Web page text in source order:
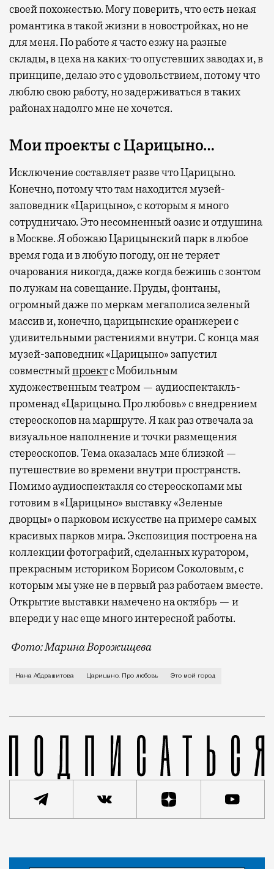
своей похожестью. Могу поверить, что есть некая
романтика в такой жизни в новостройках, но не
для меня. По работе я часто езжу на разные
склады, в цеха на каких-то опустевших заводах и, в
принципе, делаю это с удовольствием, потому что
люблю свою работу, но задерживаться в таких
районах надолго мне не хочется.
Мои проекты с Царицыно…
Исключение составляет разве что Царицыно.
Конечно, потому что там находится музей-
заповедник «Царицыно», с которым я много
сотрудничаю. Это несомненный оазис и отдушина
в Москве. Я обожаю Царицынский парк в любое
время года и в любую погоду, он не теряет
очарования никогда, даже когда бежишь с зонтом
по лужам на совещание. Пруды, фонтаны,
огромный даже по меркам мегаполиса зеленый
массив и, конечно, царицынские оранжереи с
удивительными растениями внутри. С конца мая
музей-заповедник «Царицыно» запустил
совместныйпроектс Мобильным
художественным театром — аудиоспектакль-
променад «Царицыно. Про любовь» с внедрением
стереоскопов на маршруте. Я как раз отвечала за
визуальное наполнение и точки размещения
стереоскопов. Тема оказалась мне близкой —
путешествие во времени внутри пространств.
Помимо аудиоспектакля со стереоскопами мы
готовим в «Царицыно» выставку «Зеленые
дворцы» о парковом искусстве на примере самых
красивых парков мира. Экспозиция построена на
коллекции фотографий, сделанных куратором,
прекрасным историком Борисом Соколовым, с
которым мы уже не в первый раз работаем вместе.
Открытие выставки намечено на октябрь — и
впереди у нас еще много интересной работы.
Фото: Марина Ворожищева
Об уроках хореографии в Доме ученых на
Нана Абдрашитова Царицыно. Про любовь Это мой город
Статья
Наталья Кострова